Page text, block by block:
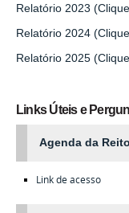
Relatório 2023
Relatório 2024
Relatório 2025
Links Úteis e
Agenda da
Link de acesso